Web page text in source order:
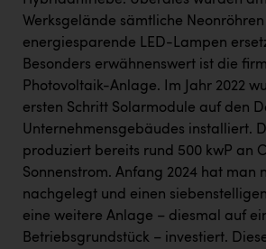
Werksgelände sämtliche
energiesparende LED-Lampen
Besonders erwähnenswert ist die
Photovoltaik-Anlage. Im Jahr 2022
ersten Schritt Solarmodule auf den
Unternehmensgebäudes installiert.
produziert bereits rund 500 kwP an
Sonnenstrom. Anfang 2024 hat man
nachgelegt und einen
eine weitere Anlage – diesmal auf
Betriebsgrundstück – investiert.